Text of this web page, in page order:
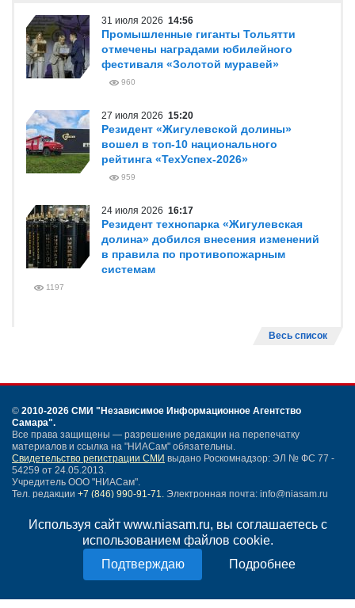
Используя сайт www.niasam.ru, вы соглашаетесь с
использованием файлов cookie.
Подробнее
31 июля 2026 14:56
Промышленные гиганты Тольятти
отмечены наградами юбилейного
фестиваля «Золотой муравей»
960
27 июля 2026 15:20
Резидент «Жигулевской долины»
вошел в топ-10 национального
рейтинга «ТехУспех-2026»
959
24 июля 2026 16:17
Резидент технопарка «Жигулевская
долина» добился внесения изменений
в правила по противопожарным
системам
1197
Весь список
© 2010-2026 СМИ "Независимое Информационное Агентство
Самара".
Все права защищены — разрешение редакции на перепечатку
материалов и ссылка на "НИАСам" обязательны.
Свидетельство регистрации СМИ выдано Роскомнадзор: ЭЛ № ФС 77 -
54259 от 24.05.2013.
Учредитель ООО "НИАСам".
Тел. редакции +7 (846) 990-91-71. Электронная почта: info@niasam.ru
Написать письмо
Нашли ошибку?
Политика конфиденциальности
Согласие на обработку персональных данных
18+